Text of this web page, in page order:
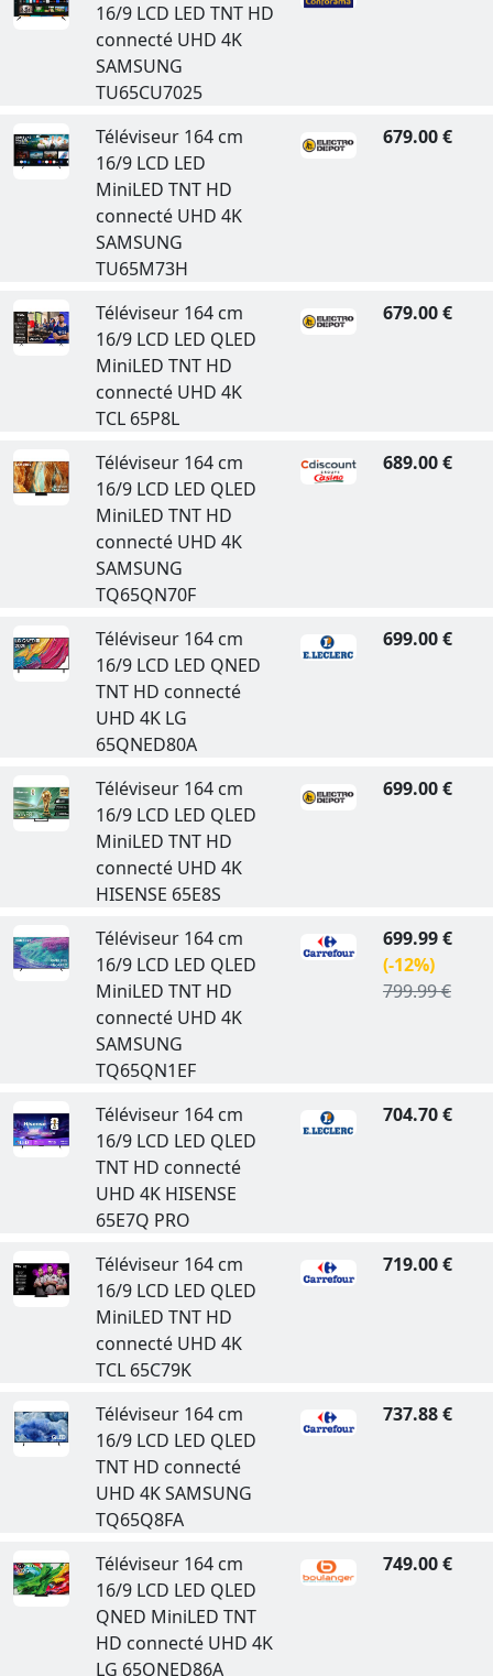
16/9 LCD LED TNT HD
connecté UHD 4K
SAMSUNG
TU65CU7025
Téléviseur 164 cm
16/9 LCD LED
MiniLED TNT HD
connecté UHD 4K
SAMSUNG
TU65M73H
679.00 €
Téléviseur 164 cm
16/9 LCD LED QLED
MiniLED TNT HD
connecté UHD 4K
TCL 65P8L
679.00 €
Téléviseur 164 cm
16/9 LCD LED QLED
MiniLED TNT HD
connecté UHD 4K
SAMSUNG
TQ65QN70F
689.00 €
Téléviseur 164 cm
16/9 LCD LED QNED
TNT HD connecté
UHD 4K LG
65QNED80A
699.00 €
Téléviseur 164 cm
16/9 LCD LED QLED
MiniLED TNT HD
connecté UHD 4K
HISENSE 65E8S
699.00 €
Téléviseur 164 cm
16/9 LCD LED QLED
MiniLED TNT HD
connecté UHD 4K
SAMSUNG
TQ65QN1EF
699.99 €
(-12%)
799.99 €
Téléviseur 164 cm
16/9 LCD LED QLED
TNT HD connecté
UHD 4K HISENSE
65E7Q PRO
704.70 €
Téléviseur 164 cm
16/9 LCD LED QLED
MiniLED TNT HD
connecté UHD 4K
TCL 65C79K
719.00 €
Téléviseur 164 cm
16/9 LCD LED QLED
TNT HD connecté
UHD 4K SAMSUNG
TQ65Q8FA
737.88 €
Téléviseur 164 cm
16/9 LCD LED QLED
QNED MiniLED TNT
HD connecté UHD 4K
LG 65QNED86A
749.00 €